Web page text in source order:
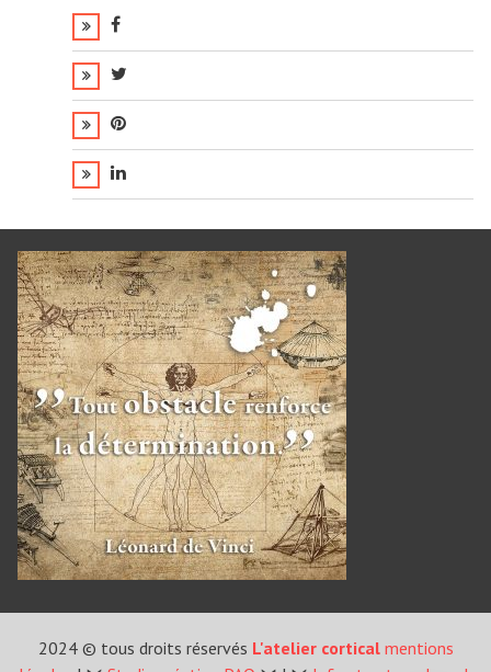
2024 © tous droits réservés L'atelier cortical mentions